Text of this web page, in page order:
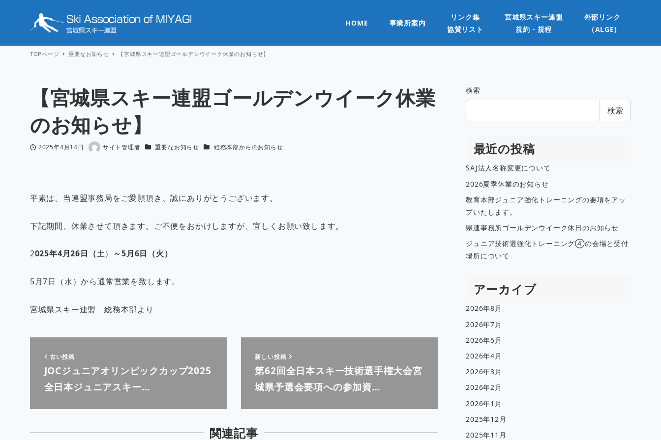
HOME 事業所案内
リンク集
協賛リスト
宮城県スキー連盟
規約・規程
外部リンク
（ALGE)
TOPページ 重要なお知らせ 【宮城県スキー連盟ゴールデンウイーク休業のお知らせ】
【宮城県スキー連盟ゴールデンウイーク休業
のお知らせ】
投稿日
2025年4月14日
著
サイト管理者 カテゴリー
重要なお知らせ カテゴリー
総務本部からのお知らせ
平素は、当連盟事務局をご愛願頂き、誠にありがとうございます。
下記期間、休業させて頂きます。ご不便をおかけしますが、宜しくお願い致します。
2025年4月26日（土） ～5月6日（火）
5月7日（水）から通常営業を致します。
宮城県スキー連盟 総務本部より
古い投稿
JOCジュニアオリンピックカップ2025
全日本ジュニアスキー…
新しい投稿
第62回全日本スキー技術選手権大会宮
城県予選会要項への参加資…
関連記事
検索
検索
最近の投稿
SAJ法人名称変更について
2026夏季休業のお知らせ
教育本部ジュニア強化トレーニングの要項をアッ
プいたします。
県連事務所ゴールデンウイーク休日のお知らせ
ジュニア技術選強化トレーニング④の会場と受付
場所について
アーカイブ
2026年8月
2026年7月
2026年5月
2026年4月
2026年3月
2026年2月
2026年1月
2025年12月
2025年11月